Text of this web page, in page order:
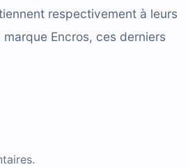
respectivement à leurs
Encros, ces derniers